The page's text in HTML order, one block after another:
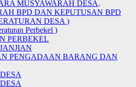
MUSYAWARAH DESA,
BPD DAN KEPUTUSAN BPD
DESA )
Perbekel )
PERBEKEL
PENGADAAN BARANG DAN